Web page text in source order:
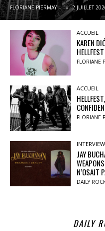
FLORIANE PIERMAY - 2 JUILLET
ACCUEIL
KAREN
HELLFEST
FLORIANE
ACCUEIL
FLORIANE
JAY
N’OSAIT
DAILY
DAILY